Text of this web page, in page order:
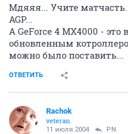
Мдяяя... Учите
AGP...
А GeForce 4 MX4000 -
обновленным
можно было поставить...
ОТВЕТИТЬ
Rachok
veteran
11 июля 2004 PN